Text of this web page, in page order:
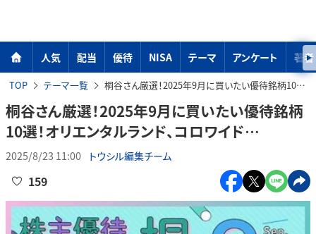
人気 配当 優待 NISA テーマ アンケート 著者
TOP テーマ一覧 桐谷さん厳選！2025年9月に買いたい優待銘柄10選！オリエンタルランド、コロワイド…
桐谷さん厳選！2025年9月に買いたい優待銘柄
10選！オリエンタルランド、コロワイド…
2025/8/23 11:00 トウシル編集チーム
159